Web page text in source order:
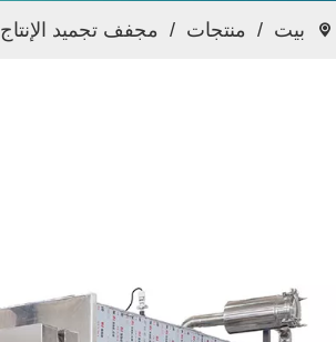
بيت / منتجات / مجفف تجميد الإنتاج